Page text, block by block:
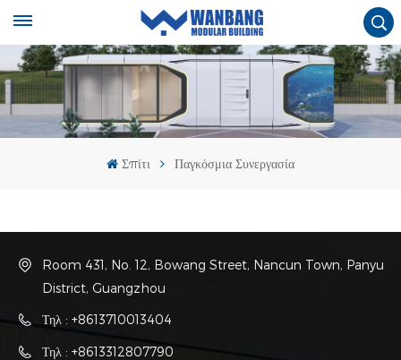
Σπίτι Παγκόσμια Συνεργασία
Room 431, No. 12, Bowang Street, Nancun Town, Panyu
District, Guangzhou
Τηλ : +8613710013404
Τηλ : +8613312807790